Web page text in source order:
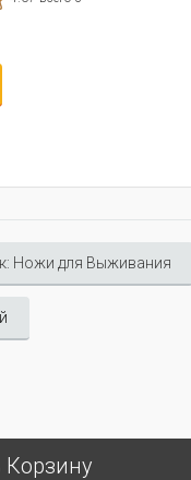
Ножи для Выживания
Корзину